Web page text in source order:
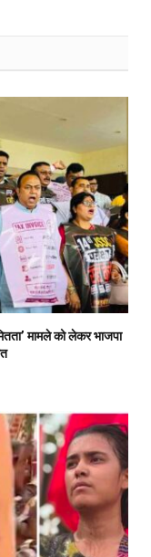
मामले को लेकर भाजपा